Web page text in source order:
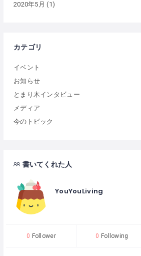
2020年5月 (1)
カテゴリ
イベント
お知らせ
とまり木インタビュー
メディア
今のトピック
書いてくれた人
YouYouLiving
0 Follower 0 Following